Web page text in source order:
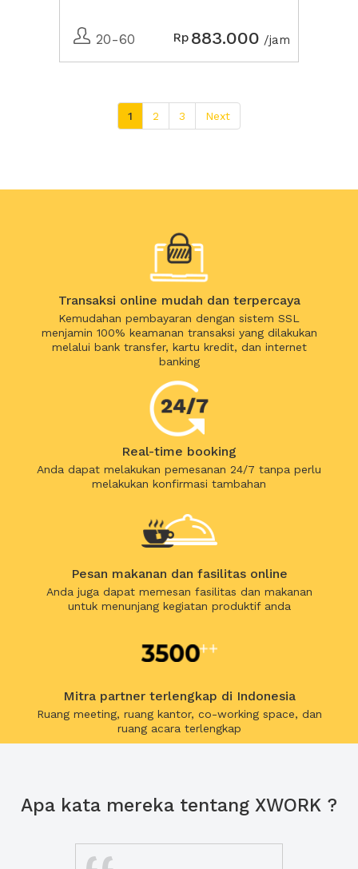
20-60 Rp 883.000 /jam
1 2 3 Next
Transaksi online mudah dan terpercaya
Kemudahan pembayaran dengan sistem SSL
menjamin 100% keamanan transaksi yang dilakukan
melalui bank transfer, kartu kredit, dan internet
banking
Real-time booking
Anda dapat melakukan pemesanan 24/7 tanpa perlu
melakukan konfirmasi tambahan
Pesan makanan dan fasilitas online
Anda juga dapat memesan fasilitas dan makanan
untuk menunjang kegiatan produktif anda
Mitra partner terlengkap di Indonesia
Ruang meeting, ruang kantor, co-working space, dan
ruang acara terlengkap
Apa kata mereka tentang XWORK ?